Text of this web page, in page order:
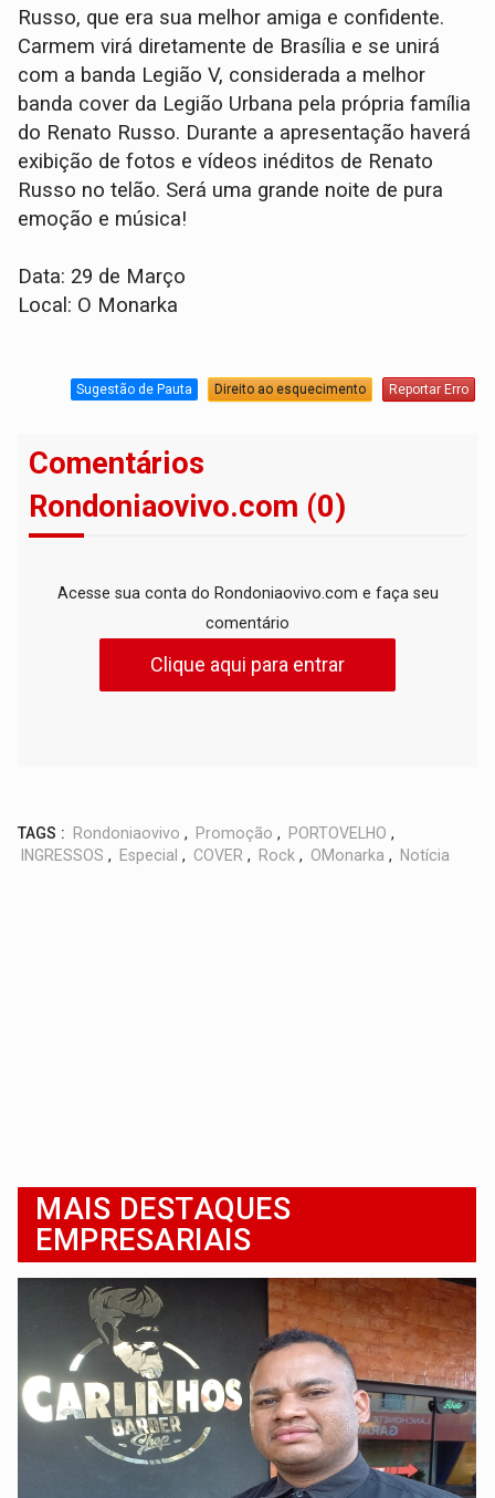
Russo, que era sua melhor amiga e confidente.
Carmem virá diretamente de Brasília e se unirá
com a banda Legião V, considerada a melhor
banda cover da Legião Urbana pela própria família
do Renato Russo. Durante a apresentação haverá
exibição de fotos e vídeos inéditos de Renato
Russo no telão. Será uma grande noite de pura
emoção e música!
Data: 29 de Março
Local: O Monarka
Sugestão de Pauta Direito ao esquecimento Reportar Erro
Comentários
Rondoniaovivo.com (0)
Acesse sua conta do Rondoniaovivo.com e faça seu
comentário
Clique aqui para entrar
TAGS : Rondoniaovivo , Promoção , PORTOVELHO ,
INGRESSOS , Especial , COVER , Rock , OMonarka , Notícia
MAIS DESTAQUES
EMPRESARIAIS